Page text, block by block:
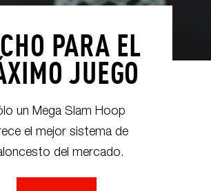
PARA EL
JUEGO
un Mega Slam Hoop
el mejor sistema de
del mercado.